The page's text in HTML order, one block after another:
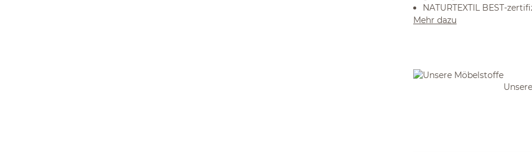
NATURTEXTIL BEST-
Mehr dazu